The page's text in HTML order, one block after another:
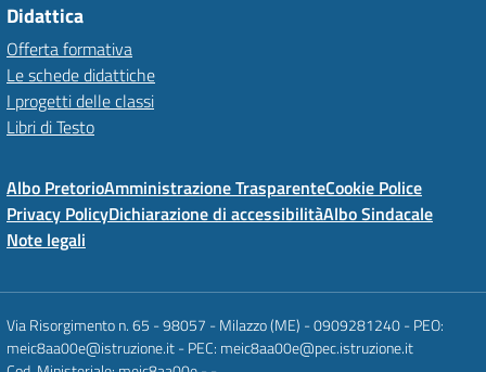
Didattica
Offerta formativa
Le schede didattiche
I progetti delle classi
Libri di Testo
Albo PretorioAmministrazione TrasparenteCookie Police
Privacy PolicyDichiarazione di accessibilitàAlbo Sindacale
Note legali
Via Risorgimento n. 65 - 98057 - Milazzo (ME) - 0909281240 - PEO:
meic8aa00e@istruzione.it - PEC: meic8aa00e@pec.istruzione.it